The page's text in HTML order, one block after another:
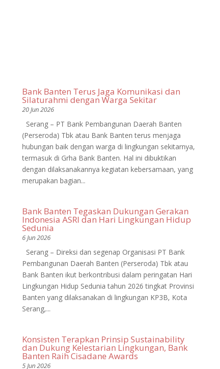
Bank Banten Terus Jaga Komunikasi dan
Silaturahmi dengan Warga Sekitar
20 Jun 2026
Serang – PT Bank Pembangunan Daerah Banten
(Perseroda) Tbk atau Bank Banten terus menjaga
hubungan baik dengan warga di lingkungan sekitarnya,
termasuk di Grha Bank Banten. Hal ini dibuktikan
dengan dilaksanakannya kegiatan kebersamaan, yang
merupakan bagian...
Bank Banten Tegaskan Dukungan Gerakan
Indonesia ASRI dan Hari Lingkungan Hidup
Sedunia
6 Jun 2026
Serang – Direksi dan segenap Organisasi PT Bank
Pembangunan Daerah Banten (Perseroda) Tbk atau
Bank Banten ikut berkontribusi dalam peringatan Hari
Lingkungan Hidup Sedunia tahun 2026 tingkat Provinsi
Banten yang dilaksanakan di lingkungan KP3B, Kota
Serang,...
Konsisten Terapkan Prinsip Sustainability
dan Dukung Kelestarian Lingkungan, Bank
Banten Raih Cisadane Awards
5 Jun 2026